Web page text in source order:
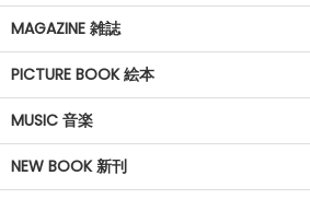
MAGAZINE 雑誌
PICTURE BOOK 絵本
MUSIC 音楽
NEW BOOK 新刊